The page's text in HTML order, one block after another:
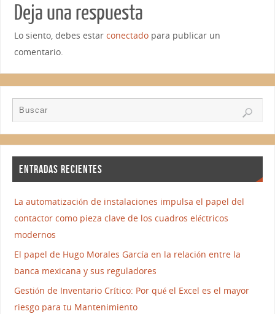
Deja una respuesta
Lo siento, debes estar conectadopara publicar un
comentario.
ENTRADAS RECIENTES
La automatización de instalaciones impulsa el papel del
contactor como pieza clave de los cuadros eléctricos
modernos
El papel de Hugo Morales García en la relación entre la
banca mexicana y sus reguladores
Gestión de Inventario Crítico: Por qué el Excel es el mayor
riesgo para tu Mantenimiento